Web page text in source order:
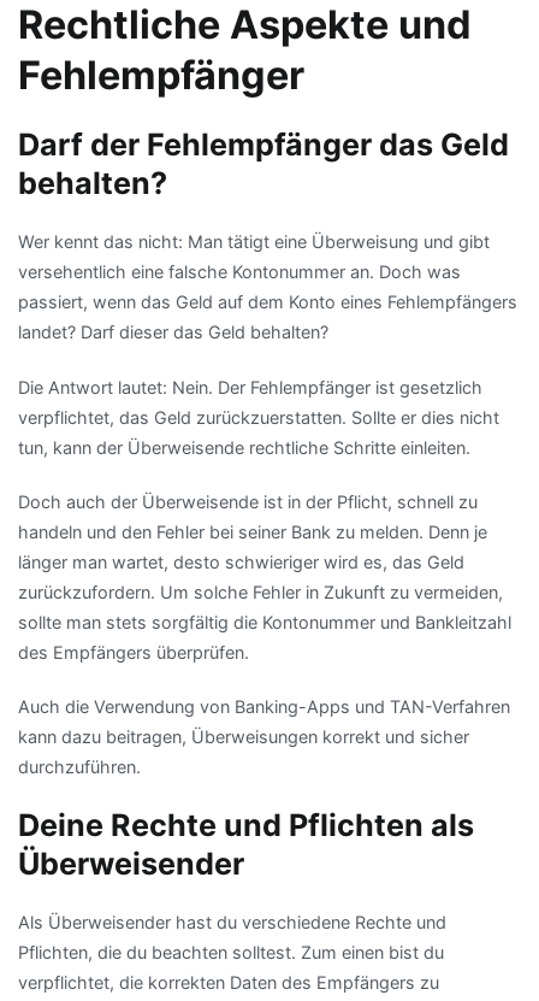
Rechtliche Aspekte und
Fehlempfänger
Darf der Fehlempfänger das Geld
behalten?
Wer kennt das nicht: Man tätigt eine Überweisung und gibt
versehentlich eine falsche Kontonummer an. Doch was
passiert, wenn das Geld auf dem Konto eines Fehlempfängers
landet? Darf dieser das Geld behalten?
Die Antwort lautet: Nein. Der Fehlempfänger ist gesetzlich
verpflichtet, das Geld zurückzuerstatten. Sollte er dies nicht
tun, kann der Überweisende rechtliche Schritte einleiten.
Doch auch der Überweisende ist in der Pflicht, schnell zu
handeln und den Fehler bei seiner Bank zu melden. Denn je
länger man wartet, desto schwieriger wird es, das Geld
zurückzufordern. Um solche Fehler in Zukunft zu vermeiden,
sollte man stets sorgfältig die Kontonummer und Bankleitzahl
des Empfängers überprüfen.
Auch die Verwendung von Banking-Apps und TAN-Verfahren
kann dazu beitragen, Überweisungen korrekt und sicher
durchzuführen.
Deine Rechte und Pflichten als
Überweisender
Als Überweisender hast du verschiedene Rechte und
Pflichten, die du beachten solltest. Zum einen bist du
verpflichtet, die korrekten Daten des Empfängers zu